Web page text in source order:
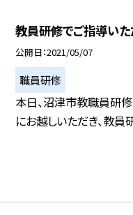
教員研修でご指導いた
公開日 2021/05/07
職員研修
本日、沼津市教職員研
にお越しいただき、教員